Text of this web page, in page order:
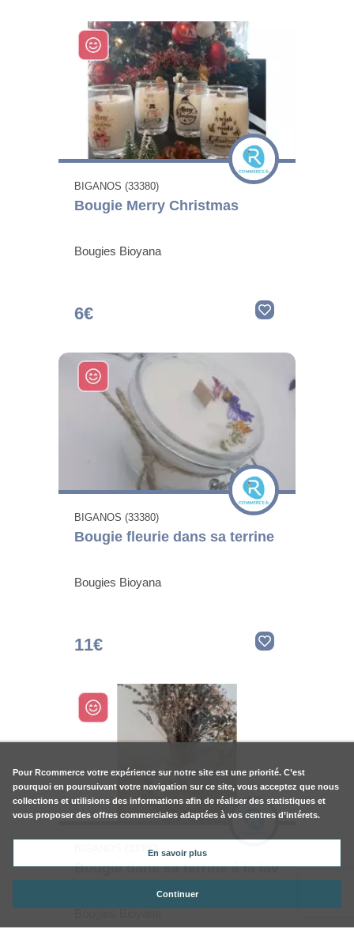
BIGANOS (33380)
Bougie Merry Christmas
Bougies Bioyana
6€
BIGANOS (33380)
Bougie fleurie dans sa terrine
Bougies Bioyana
11€
BIGANOS (33380)
Bougie dans sa terrine à la lav
Pour Rcommerce votre expérience sur notre site est une priorité. C’est
pourquoi en poursuivant votre navigation sur ce site, vous acceptez que nous
collections et utilisions des informations afin de réaliser des statistiques et
vous proposer des offres commerciales adaptées à vos centres d’intérets.
En savoir plus
Continuer